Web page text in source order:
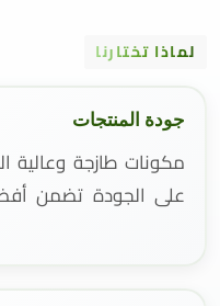
لماذا تختارنا
جودة المنتجات
مكونات طازجة وعالية
على الجودة تضمن